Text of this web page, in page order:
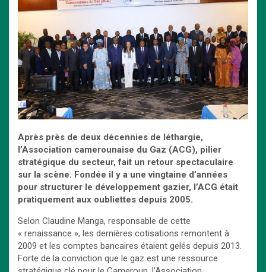
b
o
o
k
o
d
o
n
es
t
s
A
p
p
dI
n
Li
n
k
g
er
Après près de deux décennies de léthargie,
l’Association camerounaise du Gaz (ACG), pilier
stratégique du secteur, fait un retour spectaculaire
sur la scène. Fondée il y a une vingtaine d’années
pour structurer le développement gazier, l’ACG était
pratiquement aux oubliettes depuis 2005.
Selon Claudine Manga, responsable de cette
« renaissance », les dernières cotisations remontent à
2009 et les comptes bancaires étaient gelés depuis 2013.
Forte de la conviction que le gaz est une ressource